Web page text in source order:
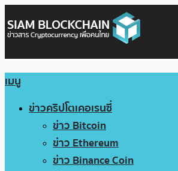
เมนู
ข่าวคริปโตเคอเรนซี่
ข่าว Bitcoin
ข่าว Ethereum
ข่าว Binance Coin